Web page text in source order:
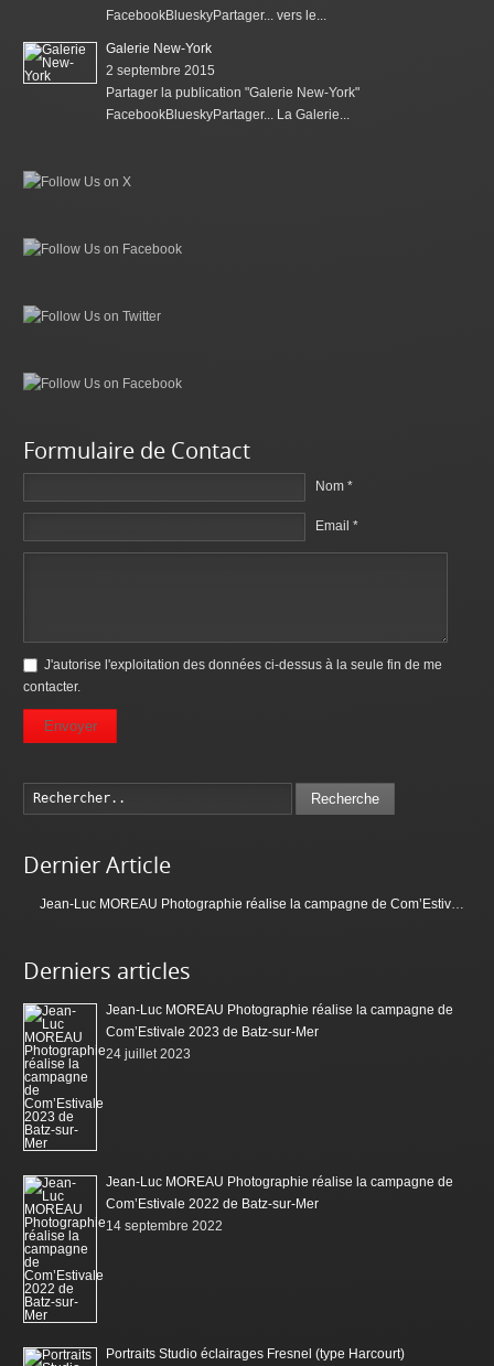
FacebookBlueskyPartager... vers le...
Galerie New-York
2 septembre 2015
Partager la publication "Galerie New-York"
FacebookBlueskyPartager... La Galerie...
Formulaire de Contact
Nom *
Email *
J'autorise l'exploitation des données ci-dessus à la seule fin de me
contacter.
Envoyer
Recherche
Dernier Article
Derniers articles
Jean-Luc MOREAU Photographie réalise la campagne de
Com’Estivale 2023 de Batz-sur-Mer
24 juillet 2023
Jean-Luc MOREAU Photographie réalise la campagne de
Com’Estivale 2022 de Batz-sur-Mer
14 septembre 2022
Portraits Studio éclairages Fresnel (type Harcourt)